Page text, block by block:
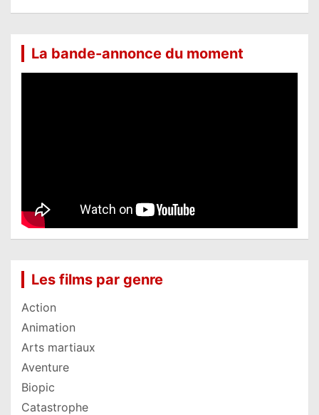
La bande-annonce du moment
Les films par genre
Action
Animation
Arts martiaux
Aventure
Biopic
Catastrophe